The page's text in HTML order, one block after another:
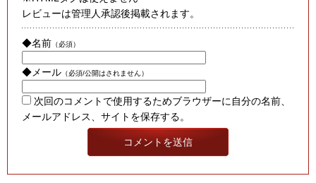
レビューは管理人承認後掲載されます。
◆名前 （必須）
◆メール （必須/公開はされません）
次回のコメントで使用するためブラウザーに自分の名前、
メールアドレス、サイトを保存する。